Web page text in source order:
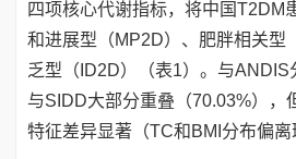
四项核心代谢指标，将中国T2DM
和进展型（MP2D）、肥胖相关型
乏型（ID2D）（表1）。与ANDIS
与SIDD大部分重叠（70.03%），
特征差异显著（TC和BMI分布偏离